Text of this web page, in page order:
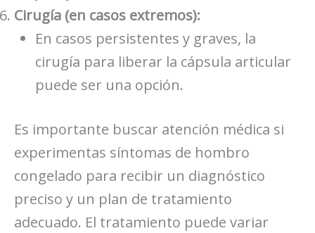
Cirugía (en casos extremos):
En casos persistentes y graves, la
cirugía para liberar la cápsula articular
puede ser una opción.
Es importante buscar atención médica si
experimentas síntomas de hombro
congelado para recibir un diagnóstico
preciso y un plan de tratamiento
adecuado. El tratamiento puede variar